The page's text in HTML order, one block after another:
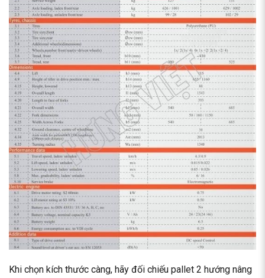
Khi chọn kích thước càng, hãy đối chiếu pallet 2 hướng nâng